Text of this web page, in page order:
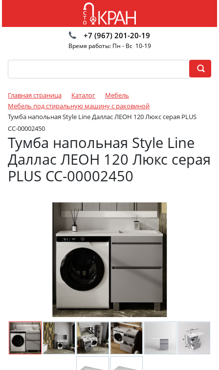
+7 (967) 201-20-19
Время работы: Пн - Вс 10-19
Главная страница Каталог
Мебель
Мебель под стиральную машину с раковиной
Тумба напольная Style Line Даллас ЛЕОН 120 Люкс серая PLUS
СС-00002450
Тумба напольная Style Line
Даллас ЛЕОН 120 Люкс серая
PLUS СС-00002450